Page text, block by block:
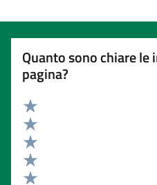
Quanto sono chiare
pagina?
Valuta 5 stelle su 5
Valuta 4 stelle su 5
Valuta 3 stelle su 5
Valuta 2 stelle su 5